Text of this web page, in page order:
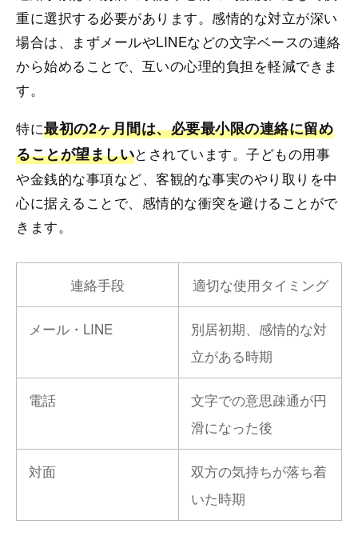
重に選択する必要があります。感情的な対立が深い
場合は、まずメールやLINEなどの文字ベースの連絡
から始めることで、互いの心理的負担を軽減できま
す。
特に最初の2ヶ月間は、必要最小限の連絡に留め
ることが望ましいとされています。子どもの用事
や金銭的な事項など、客観的な事実のやり取りを中
心に据えることで、感情的な衝突を避けることがで
きます。
連絡手段 適切な使用タイミング
メール・LINE
別居初期、感情的な対
立がある時期
電話
文字での意思疎通が円
滑になった後
対面
双方の気持ちが落ち着
いた時期